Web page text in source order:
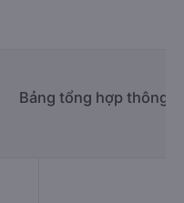
Bảng tổng hợp thông